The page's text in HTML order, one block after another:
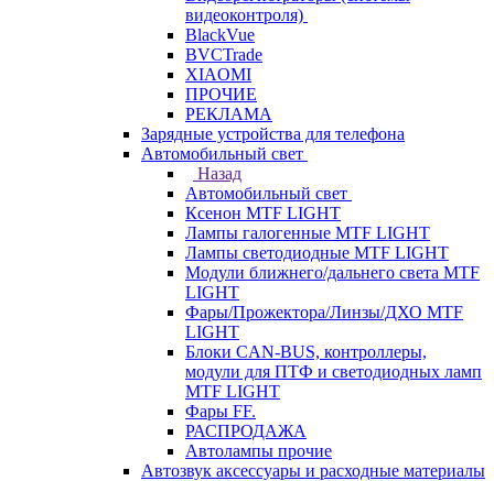
видеоконтроля)
BlackVue
BVCTrade
XIAOMI
ПРОЧИЕ
РЕКЛАМА
Зарядные устройства для телефона
Автомобильный свет
Назад
Автомобильный свет
Ксенон MTF LIGHT
Лампы галогенные MTF LIGHT
Лампы светодиодные MTF LIGHT
Модули ближнего/дальнего света MTF
LIGHT
Фары/Прожектора/Линзы/ДХО MTF
LIGHT
Блоки CAN-BUS, контроллеры,
модули для ПТФ и светодиодных ламп
MTF LIGHT
Фары FF.
РАСПРОДАЖА
Автолампы прочие
Автозвук аксессуары и расходные материалы